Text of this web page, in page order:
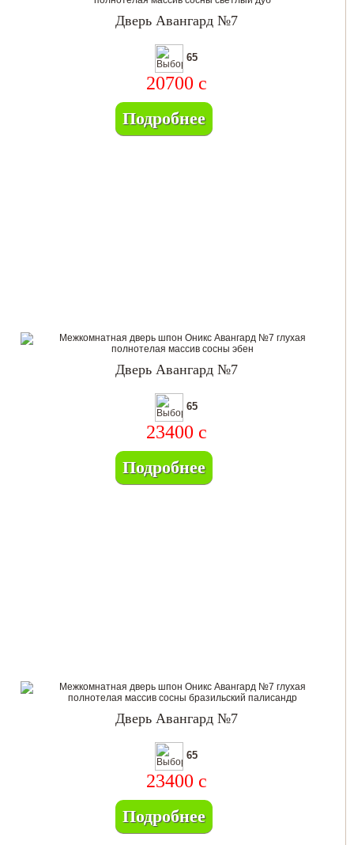
Дверь Авангард №7
65
20700 c
Подробнее
Дверь Авангард №7
65
23400 c
Подробнее
Дверь Авангард №7
65
23400 c
Подробнее